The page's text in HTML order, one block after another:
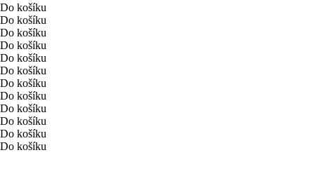
Do košíku
Do košíku
Do košíku
Do košíku
Do košíku
Do košíku
Do košíku
Do košíku
Do košíku
Do košíku
Do košíku
Do košíku